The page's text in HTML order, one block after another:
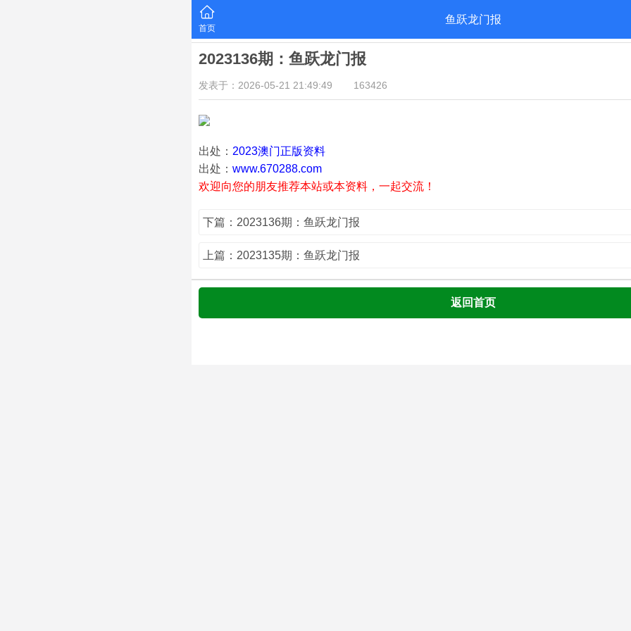
首页
鱼跃龙门报
2023136期：鱼跃龙门报
发表于：2026-05-21 21:49:49 163426
出处： 2023澳门正版资料
出处： www.670288.com
欢迎向您的朋友推荐本站或本资料，一起交流！
下篇：2023136期：鱼跃龙门报
上篇：2023135期：鱼跃龙门报
返回首页